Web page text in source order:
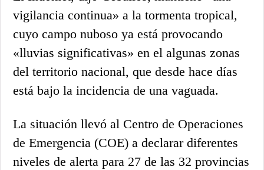
vigilancia continua» a la tormenta tropical,
cuyo campo nuboso ya está provocando
«lluvias significativas» en el algunas zonas
del territorio nacional, que desde hace días
está bajo la incidencia de una vaguada.
La situación llevó al Centro de Operaciones
de Emergencia (COE) a declarar diferentes
niveles de alerta para 27 de las 32 provincias